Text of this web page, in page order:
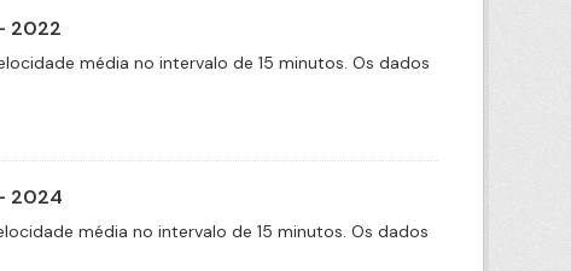
2022
média no intervalo de 15 minutos. Os dados
2024
média no intervalo de 15 minutos. Os dados